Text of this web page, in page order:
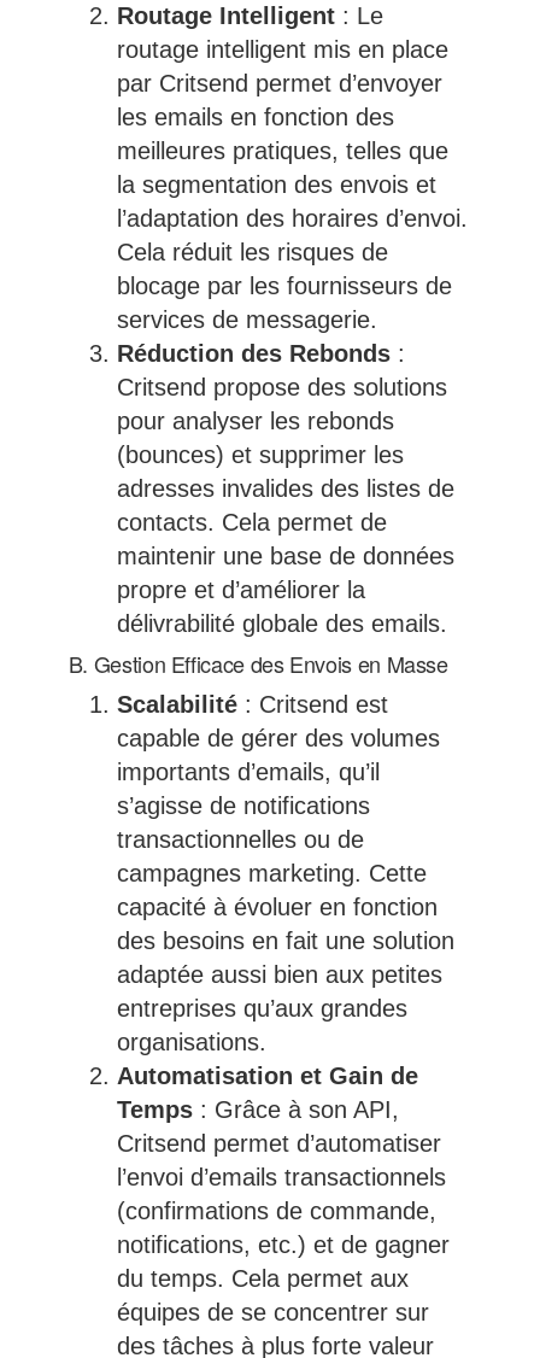
Routage Intelligent: Le
routage intelligent mis en place
par Critsend permet d’envoyer
les emails en fonction des
meilleures pratiques, telles que
la segmentation des envois et
l’adaptation des horaires d’envoi.
Cela réduit les risques de
blocage par les fournisseurs de
services de messagerie.
Réduction des Rebonds:
Critsend propose des solutions
pour analyser les rebonds
(bounces) et supprimer les
adresses invalides des listes de
contacts. Cela permet de
maintenir une base de données
propre et d’améliorer la
délivrabilité globale des emails.
B. Gestion Efficace des Envois en Masse
Scalabilité: Critsend est
capable de gérer des volumes
importants d’emails, qu’il
s’agisse de notifications
transactionnelles ou de
campagnes marketing. Cette
capacité à évoluer en fonction
des besoins en fait une solution
adaptée aussi bien aux petites
entreprises qu’aux grandes
organisations.
Automatisation et Gain de
Temps: Grâce à son API,
Critsend permet d’automatiser
l’envoi d’emails transactionnels
(confirmations de commande,
notifications, etc.) et de gagner
du temps. Cela permet aux
équipes de se concentrer sur
des tâches à plus forte valeur